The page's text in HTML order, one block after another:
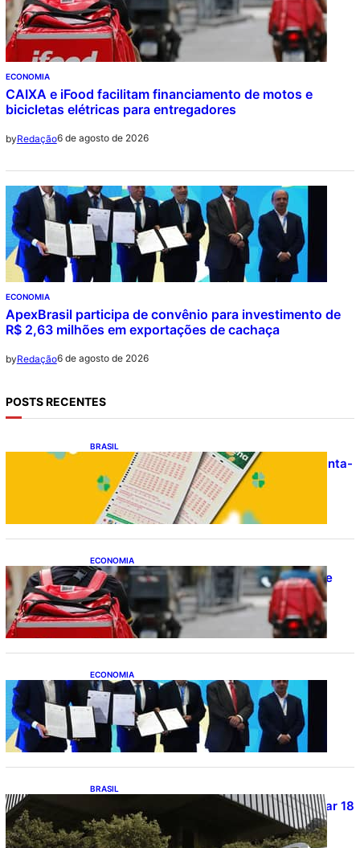
ECONOMIA
CAIXA e iFood facilitam financiamento de motos e
bicicletas elétricas para entregadores
byRedação6 de agosto de 2026
ECONOMIA
ApexBrasil participa de convênio para investimento de
R$ 2,63 milhões em exportações de cachaça
byRedação6 de agosto de 2026
POSTS RECENTES
BRASIL
Resultado da Mega-Sena 3041 nesta quinta-
feira (06/08/2026)
ECONOMIA
CAIXA e iFood facilitam financiamento de
motos e bicicletas elétricas para
entregadores
ECONOMIA
ApexBrasil participa de convênio para
investimento de R$ 2,63 milhões em
exportações de cachaça
BRASIL
Projetos de saneamento podem beneficiar 18
milhões de brasileiros